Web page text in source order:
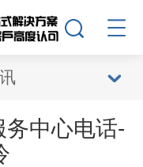
中心电话-